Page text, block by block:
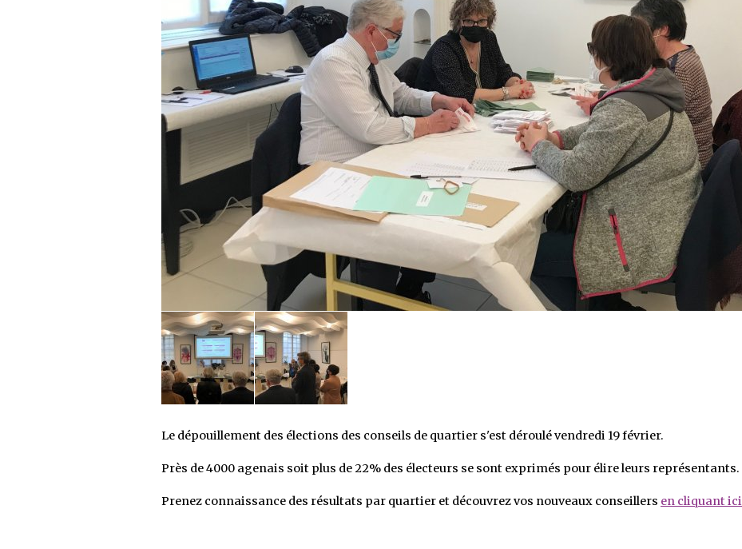
Le dépouillement des élections des conseils de quartier s'est déroulé vendredi 19 février.
Près de 4000 agenais soit plus de 22% des électeurs se sont exprimés pour élire leurs représentants.
Prenez connaissance des résultats par quartier et découvrez vos nouveaux conseillers en cliquant ici